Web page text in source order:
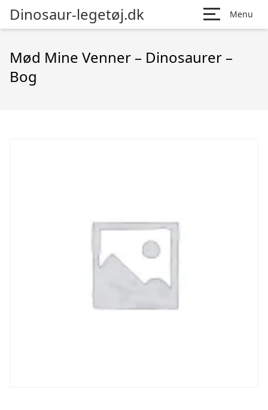
Dinosaur-legetøj.dk Menu
Mød Mine Venner – Dinosaurer –
Bog